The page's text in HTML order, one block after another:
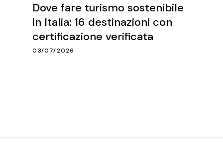
Dove fare turismo sostenibile
in Italia: 16 destinazioni con
certificazione verificata
03/07/2026